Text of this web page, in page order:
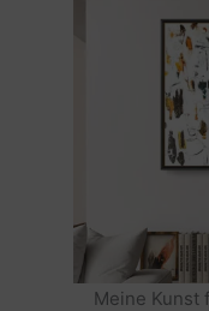
Meine Kunst